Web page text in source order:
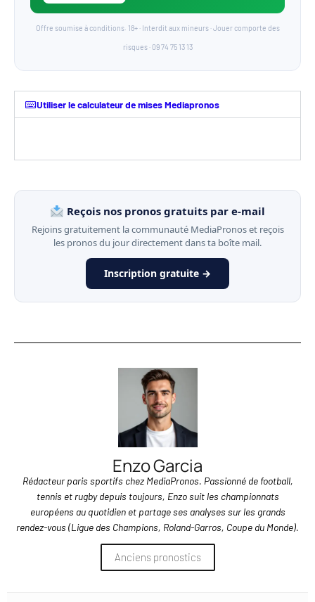
Offre soumise à conditions. 18+ · Interdit aux mineurs · Jouer comporte des
risques · 09 74 75 13 13
Utiliser le calculateur de mises Mediapronos
Reçois nos pronos gratuits par e-mail
Rejoins gratuitement la communauté MediaPronos et reçois
les pronos du jour directement dans ta boîte mail.
Inscription gratuite →
Enzo Garcia
Rédacteur paris sportifs chez MediaPronos. Passionné de football,
tennis et rugby depuis toujours, Enzo suit les championnats
européens au quotidien et partage ses analyses sur les grands
rendez-vous (Ligue des Champions, Roland-Garros, Coupe du Monde).
Anciens pronostics